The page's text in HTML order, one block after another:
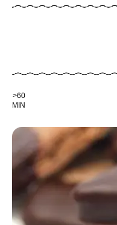
Kochdauer
>60
MIN